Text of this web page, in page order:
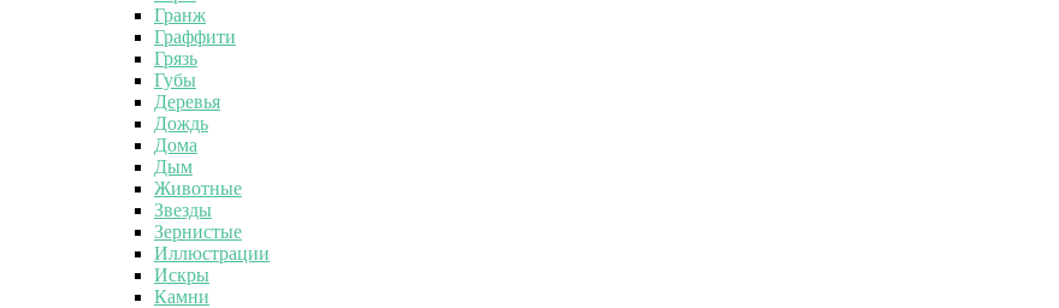
Гранж
Граффити
Грязь
Губы
Деревья
Дождь
Дома
Дым
Животные
Звезды
Зернистые
Иллюстрации
Искры
Камни